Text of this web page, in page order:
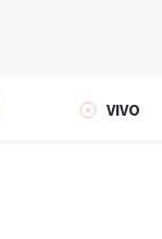
VIVO